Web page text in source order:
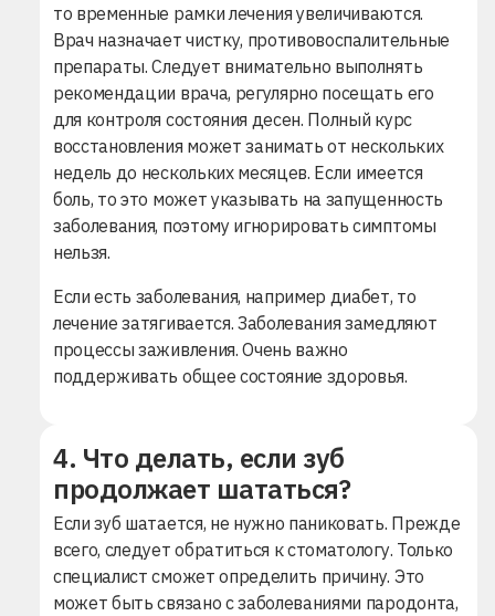
то временные рамки лечения увеличиваются.
Врач назначает чистку, противовоспалительные
препараты. Следует внимательно выполнять
рекомендации врача, регулярно посещать его
для контроля состояния десен. Полный курс
восстановления может занимать от нескольких
недель до нескольких месяцев. Если имеется
боль, то это может указывать на запущенность
заболевания, поэтому игнорировать симптомы
нельзя.
Если есть заболевания, например диабет, то
лечение затягивается. Заболевания замедляют
процессы заживления. Очень важно
поддерживать общее состояние здоровья.
4. Что делать, если зуб
продолжает шататься?
Если зуб шатается, не нужно паниковать. Прежде
всего, следует обратиться к стоматологу. Только
специалист сможет определить причину. Это
может быть связано с заболеваниями пародонта,